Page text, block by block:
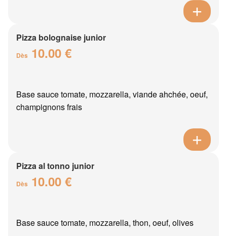
Pizza bolognaise junior
Dès 10.00 €
Base sauce tomate, mozzarella, viande ahchée, oeuf,
champignons frais
Pizza al tonno junior
Dès 10.00 €
Base sauce tomate, mozzarella, thon, oeuf, olives